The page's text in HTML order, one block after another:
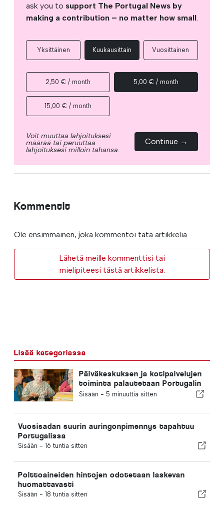
ask you to support The Portugal News by
making a contribution – no matter how small.
Yksittäinen Kuukausittain Vuosittainen
2,50 € / month 5,00 € / month
15,00 € / month
Voit muuttaa lahjoituksesi
määrää tai peruuttaa
lahjoituksesi milloin tahansa.
Continue →
Kommentit
Ole ensimmäinen, joka kommentoi tätä artikkelia
Lähetä meille kommenttisi tai
mielipiteesi tästä artikkelista.
Lisää kategoriassa
Päiväkeskuksen ja kotipalvelujen
toiminta palautetaan Portugalin
kuntaan
Sisään - 5 minuuttia sitten
Vuosisadan suurin auringonpimennys tapahtuu
Portugalissa
Sisään - 16 tuntia sitten
Polttoaineiden hintojen odotetaan laskevan
huomattavasti
Sisään - 18 tuntia sitten